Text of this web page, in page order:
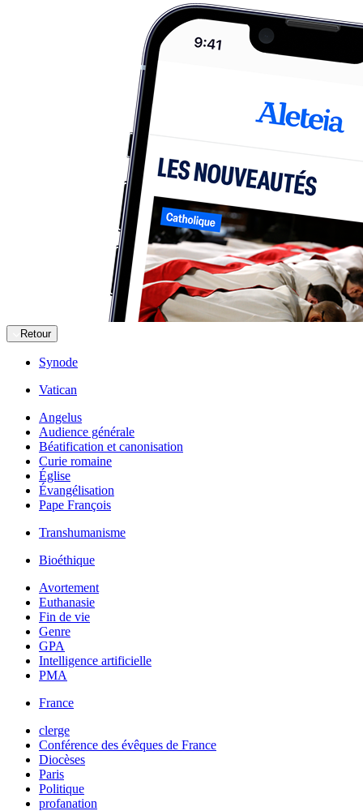
Retour
Synode
Vatican
Angelus
Audience générale
Béatification et canonisation
Curie romaine
Église
Évangélisation
Pape François
Transhumanisme
Bioéthique
Avortement
Euthanasie
Fin de vie
Genre
GPA
Intelligence artificielle
PMA
France
clerge
Conférence des évêques de France
Diocèses
Paris
Politique
profanation